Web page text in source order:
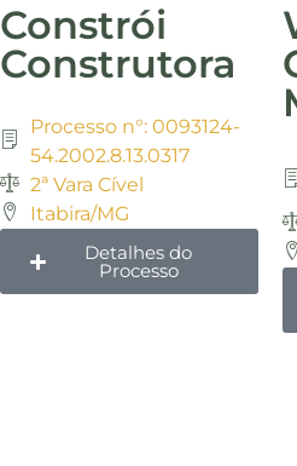
Constrói
Construtora
Processo n°: 0093124-
54.2002.8.13.0317
2ª Vara Cível
Itabira/MG
Detalhes do
Processo